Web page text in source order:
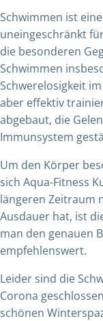
Schwimmen ist
uneingeschränkt
die besonderen
Schwimmen
Schwerelosigkeit
aber effektiv
abgebaut, die
Immunsystem
Um den Körper
sich Aqua-Fitness
längeren Zeitraum
Ausdauer hat, ist
man den genauen
empfehlenswert.
Leider sind die
Corona
schönen